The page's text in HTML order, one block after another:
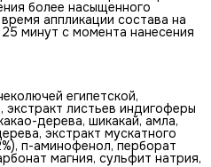
более насыщенного
аппликации состава на
минут с момента нанесения
египетской,
экстракт листьев индигоферы
дерева, шикакай, амла,
экстракт мускатного
п-аминофенол, перборат
магния, сульфит натрия,